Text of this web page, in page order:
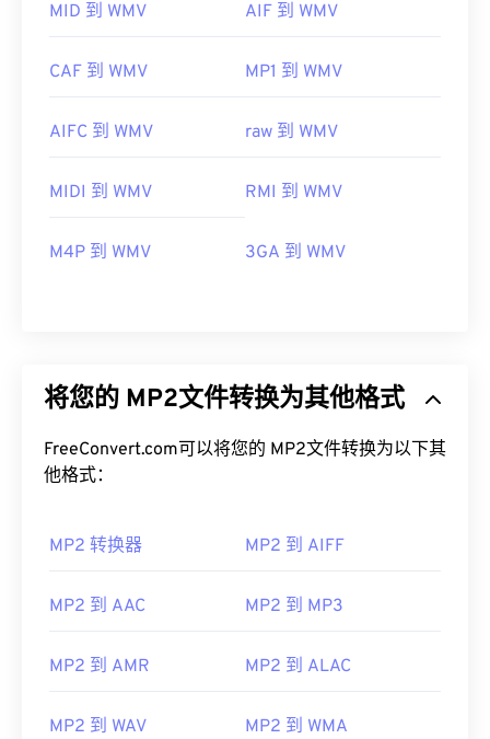
MID 到 WMV AIF 到 WMV
CAF 到 WMV MP1 到 WMV
AIFC 到 WMV raw 到 WMV
MIDI 到 WMV RMI 到 WMV
M4P 到 WMV 3GA 到 WMV
将您的 MP2文件转换为其他格式
FreeConvert.com可以将您的 MP2文件转换为以下其
他格式：
MP2 转换器 MP2 到 AIFF
MP2 到 AAC MP2 到 MP3
MP2 到 AMR MP2 到 ALAC
MP2 到 WAV MP2 到 WMA